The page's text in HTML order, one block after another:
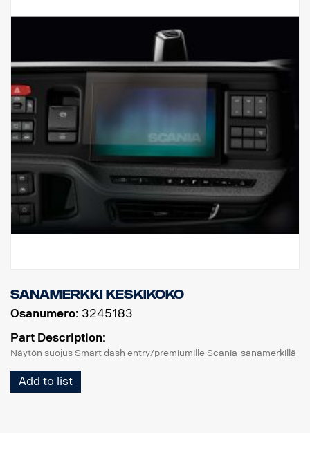
Sanamerkki keskikoko
Osanumero: 3245183
Part Description:
Näytön suojus Smart dash entry/premiumille Scania-sanamerkillä
Add to list